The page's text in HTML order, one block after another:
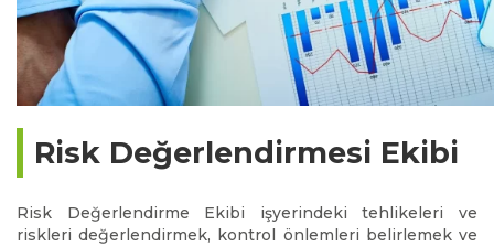
Risk Değerlendirmesi Ekibi
Risk Değerlendirme Ekibi işyerindeki tehlikeleri ve
riskleri değerlendirmek, kontrol önlemleri belirlemek ve